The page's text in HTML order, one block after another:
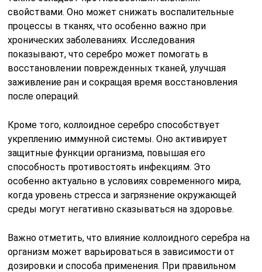
свойствами. Оно может снижать воспалительные
процессы в тканях, что особенно важно при
хронических заболеваниях. Исследования
показывают, что серебро может помогать в
восстановлении поврежденных тканей, улучшая
заживление ран и сокращая время восстановления
после операций.
Кроме того, коллоидное серебро способствует
укреплению иммунной системы. Оно активирует
защитные функции организма, повышая его
способность противостоять инфекциям. Это
особенно актуально в условиях современного мира,
когда уровень стресса и загрязнение окружающей
среды могут негативно сказываться на здоровье.
Важно отметить, что влияние коллоидного серебра на
организм может варьироваться в зависимости от
дозировки и способа применения. При правильном